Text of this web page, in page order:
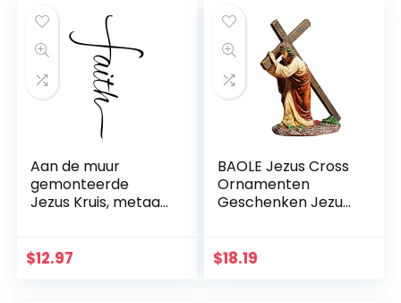
Aan de muur
gemonteerde
Jezus Kruis, metaal
muurhanger,
$12.97
BAOLE Jezus Cross
Ornamenten
Geschenken Jezus
Church Decoraties,
$18.19